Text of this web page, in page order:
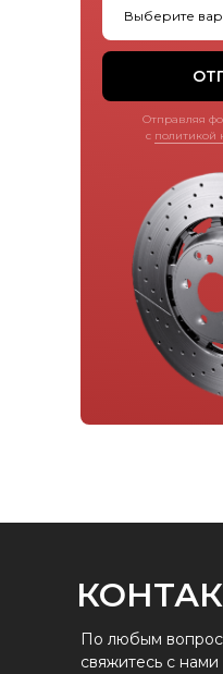
Отправляя
с политикой
По любым
свяжитесь с